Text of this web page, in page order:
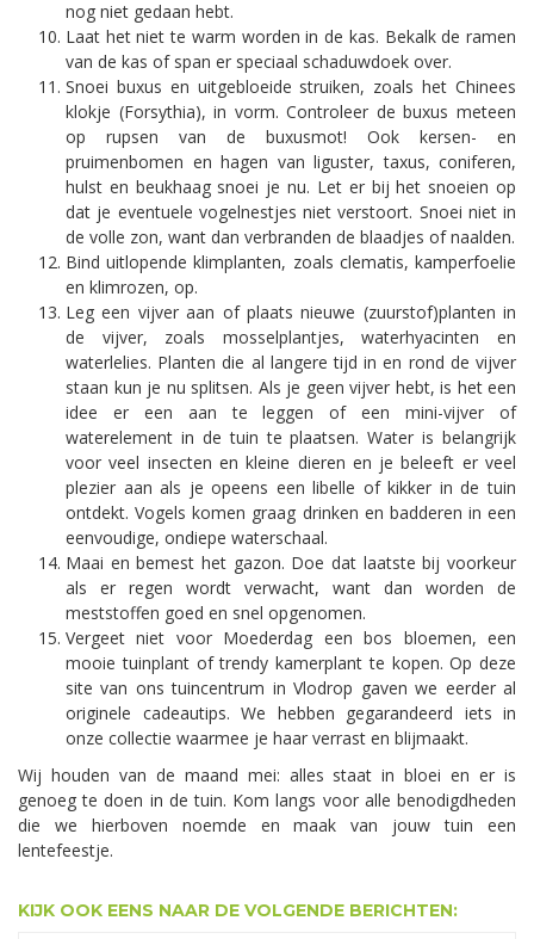
nog niet gedaan hebt.
Laat het niet te warm worden in de kas. Bekalk de ramen
van de kas of span er speciaal schaduwdoek over.
Snoei buxus en uitgebloeide struiken, zoals het Chinees
klokje (Forsythia), in vorm. Controleer de buxus meteen
op rupsen van de buxusmot! Ook kersen- en
pruimenbomen en hagen van liguster, taxus, coniferen,
hulst en beukhaag snoei je nu. Let er bij het snoeien op
dat je eventuele vogelnestjes niet verstoort. Snoei niet in
de volle zon, want dan verbranden de blaadjes of naalden.
Bind uitlopende klimplanten, zoals clematis, kamperfoelie
en klimrozen, op.
Leg een vijver aan of plaats nieuwe (zuurstof)planten in
de vijver, zoals mosselplantjes, waterhyacinten en
waterlelies. Planten die al langere tijd in en rond de vijver
staan kun je nu splitsen. Als je geen vijver hebt, is het een
idee er een aan te leggen of een mini-vijver of
waterelement in de tuin te plaatsen. Water is belangrijk
voor veel insecten en kleine dieren en je beleeft er veel
plezier aan als je opeens een libelle of kikker in de tuin
ontdekt. Vogels komen graag drinken en badderen in een
eenvoudige, ondiepe waterschaal.
Maai en bemest het gazon. Doe dat laatste bij voorkeur
als er regen wordt verwacht, want dan worden de
meststoffen goed en snel opgenomen.
Vergeet niet voor Moederdag een bos bloemen, een
mooie tuinplant of trendy kamerplant te kopen. Op deze
site van ons tuincentrum in Vlodrop gaven we eerder al
originele cadeautips. We hebben gegarandeerd iets in
onze collectie waarmee je haar verrast en blijmaakt.
Wij houden van de maand mei: alles staat in bloei en er is
genoeg te doen in de tuin. Kom langs voor alle benodigdheden
die we hierboven noemde en maak van jouw tuin een
lentefeestje.
KIJK OOK EENS NAAR DE VOLGENDE BERICHTEN: